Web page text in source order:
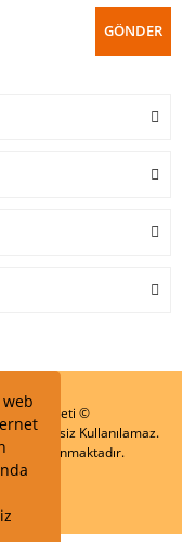
GÖNDER
Şirketi ©
ve İzinsiz Kullanılamaz.
ile Korunmaktadır.